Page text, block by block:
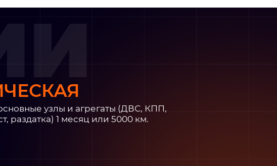
узлы и агрегаты (ДВС, КПП,
раздатка) 1 месяц или 5000 км.